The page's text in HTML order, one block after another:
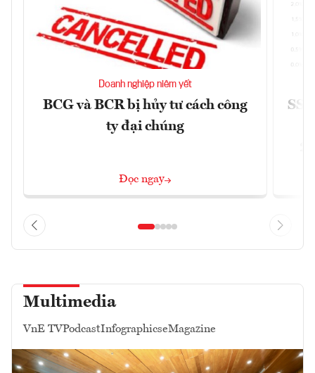
Doanh nghiệp niêm yết
BCG và BCR bị hủy tư cách công
ty đại chúng
Đọc ngay
SSI
Multimedia
VnE TVPodcastInfographicseMagazine